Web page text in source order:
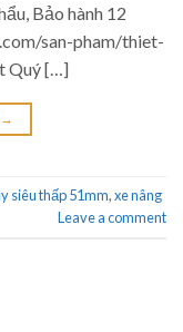
Bảo hành 12
san-pham/thiet-
Quý […]
→
siêu thấp 51mm,xe nâng
Leave a comment